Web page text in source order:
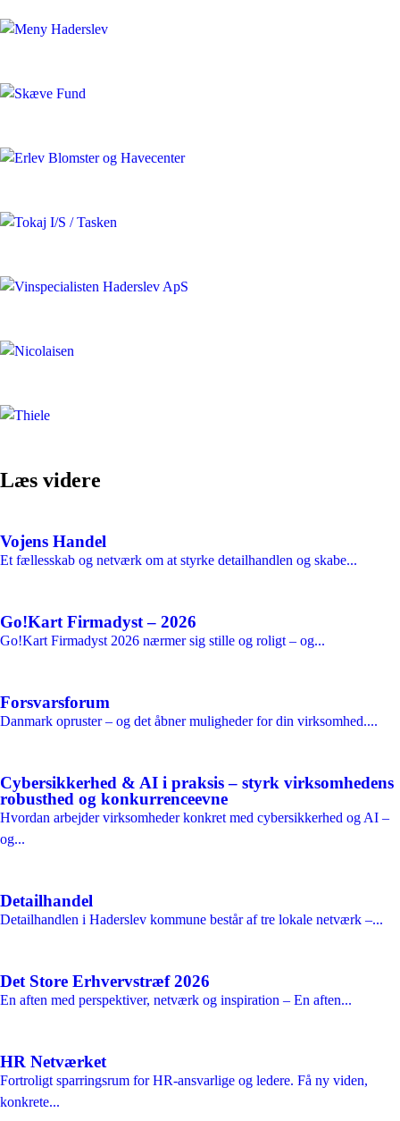
Læs videre
Vojens Handel
Et fællesskab og netværk om at styrke detailhandlen og skabe...
Go!Kart Firmadyst – 2026
Go!Kart Firmadyst 2026 nærmer sig stille og roligt – og...
Forsvarsforum
Danmark opruster – og det åbner muligheder for din virksomhed....
Cybersikkerhed & AI i praksis – styrk virksomhedens
robusthed og konkurrenceevne
Hvordan arbejder virksomheder konkret med cybersikkerhed og AI –
og...
Detailhandel
Detailhandlen i Haderslev kommune består af tre lokale netværk –...
Det Store Erhvervstræf 2026
En aften med perspektiver, netværk og inspiration – En aften...
HR Netværket
Fortroligt sparringsrum for HR-ansvarlige og ledere. Få ny viden,
konkrete...